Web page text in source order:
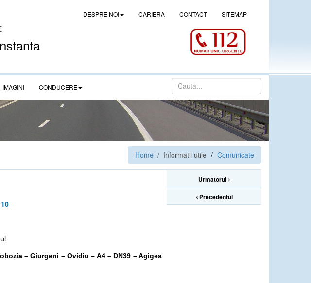
DESPRE NOI CARIERA CONTACT SITEMAP
IMAGINI CONDUCERE
Home / Informatii utile Comunicate
Urmatorul
Precedentul
– Giurgeni – Ovidiu – A4 – DN39 – Agigea